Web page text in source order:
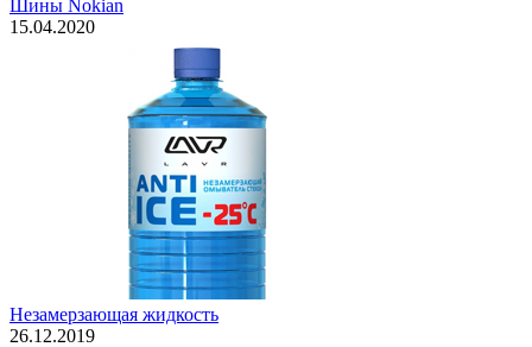
Шины Nokian
15.04.2020
Незамерзающая жидкость
26.12.2019